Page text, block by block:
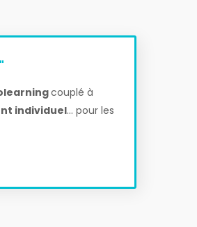
couplé à
individuel... pour les